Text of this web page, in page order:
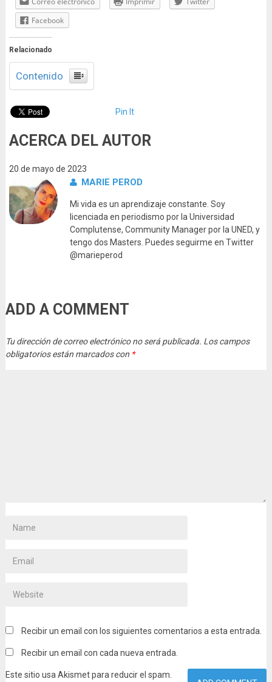
Facebook
Relacionado
Contenido
Pin It
ACERCA DEL AUTOR
20 de mayo de 2023
MARIE PEROD
Mi vida es un aprendizaje constante. Soy
licenciada en periodismo por la Universidad
Complutense, Community Manager por la UNED, y
tengo dos Masters. Puedes seguirme en Twitter
@marieperod
ADD A COMMENT
Tu dirección de correo electrónico no será publicada. Los campos
obligatorios están marcados con *
Recibir un email con los siguientes comentarios a esta entrada.
Recibir un email con cada nueva entrada.
Este sitio usa Akismet para reducir el spam.